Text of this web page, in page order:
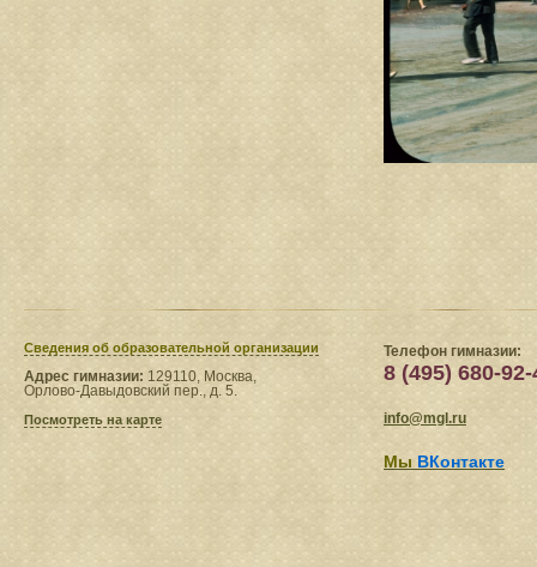
Сведения​ об образовательной организации
Адрес гимназии: 129110, Москва,
Орлово-Давыдовский пер., д. 5.
Посмотреть на карте
Телефон гимназии:
8 (495) 680-92-
info@mgl.ru
Мы ВКонтакте